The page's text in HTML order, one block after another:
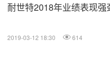
耐世特2018年业绩表现强
2019-03-12 18:30 614